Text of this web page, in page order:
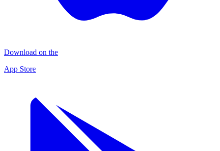
Download on the
App Store